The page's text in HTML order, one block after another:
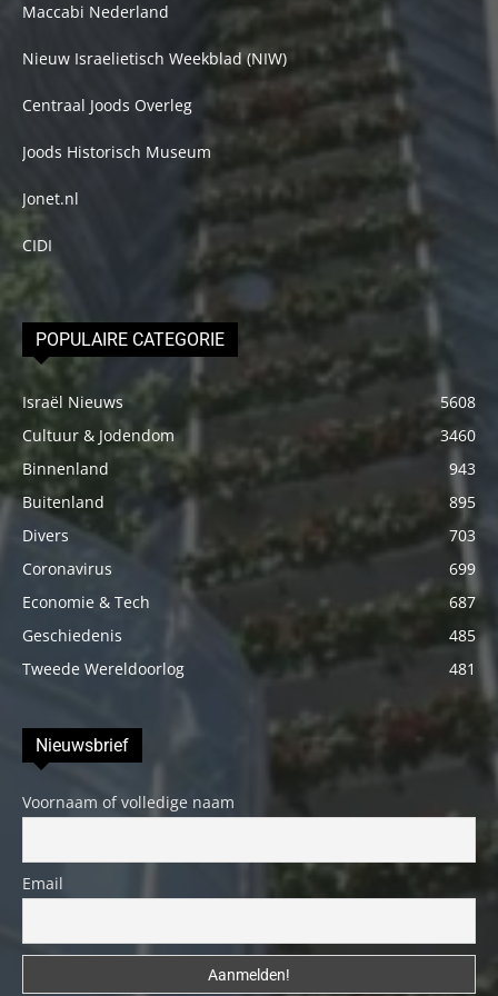
Maccabi Nederland
Nieuw Israelietisch Weekblad (NIW)
Centraal Joods Overleg
Joods Historisch Museum
Jonet.nl
CIDI
POPULAIRE CATEGORIE
Israël Nieuws
5608
Cultuur & Jodendom
3460
Binnenland
943
Buitenland
895
Divers
703
Coronavirus
699
Economie & Tech
687
Geschiedenis
485
Tweede Wereldoorlog
481
Nieuwsbrief
Voornaam of volledige naam
Email